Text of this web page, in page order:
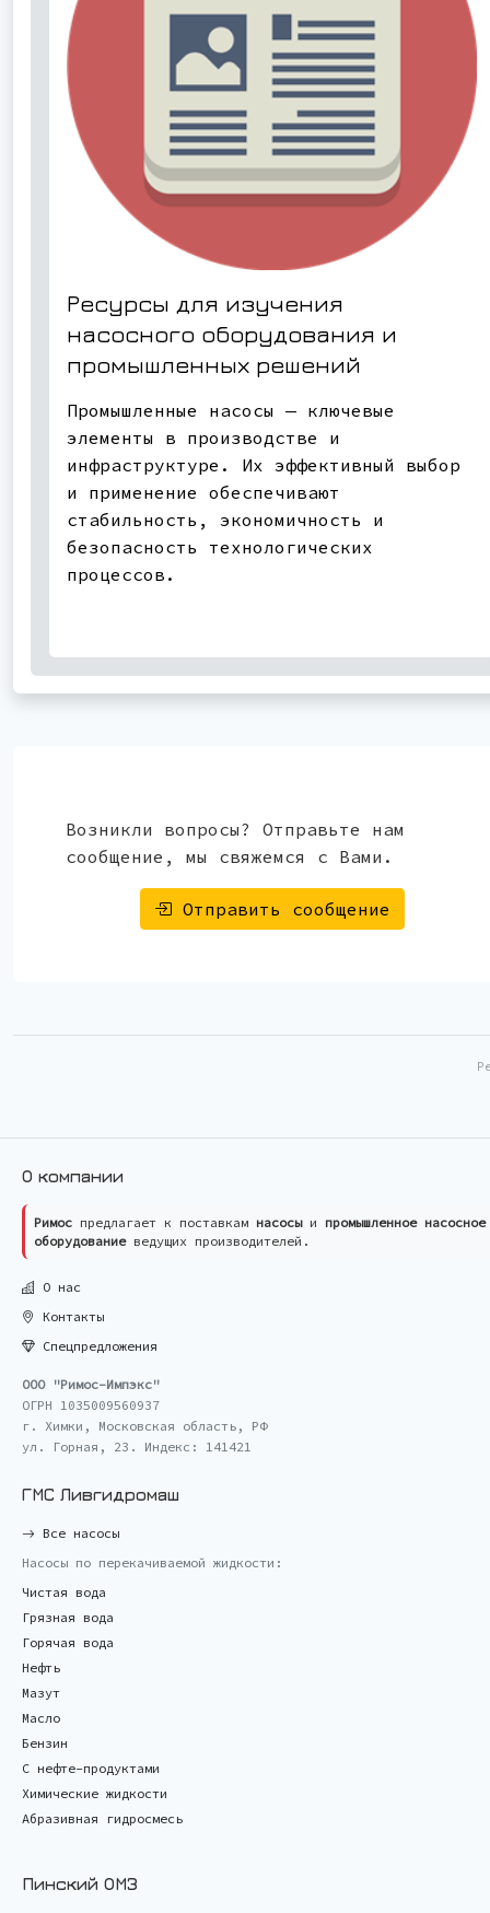
Ресурсы для изучения
насосного оборудования и
промышленных решений
Промышленные насосы — ключевые
элементы в производстве и
инфраструктуре. Их эффективный выбор
и применение обеспечивают
стабильность, экономичность и
безопасность технологических
процессов.
Возникли вопросы? Отправьте нам
сообщение, мы свяжемся с Вами.
Отправить сообщение
О компании
Римос предлагает к поставкам насосыи промышленное насосное
оборудованиеведущих производителей.
О нас
Контакты
Спецпредложения
ООО "Римос-Импэкс"
ОГРН 1035009560937
г. Химки, Московская область, РФ
ул. Горная, 23. Индекс: 141421
ГМС Ливгидромаш
Все насосы
Насосы по перекачиваемой жидкости:
Чистая вода
Грязная вода
Горячая вода
Нефть
Мазут
Масло
Бензин
С нефте-продуктами
Химические жидкости
Абразивная гидросмесь
Пинский ОМЗ